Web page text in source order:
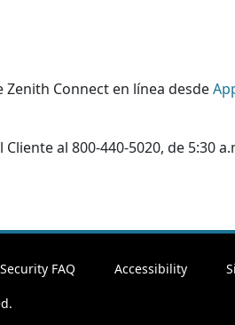
Connect en línea desde
al 800-440-5020, de 5:30
FAQ Accessibility